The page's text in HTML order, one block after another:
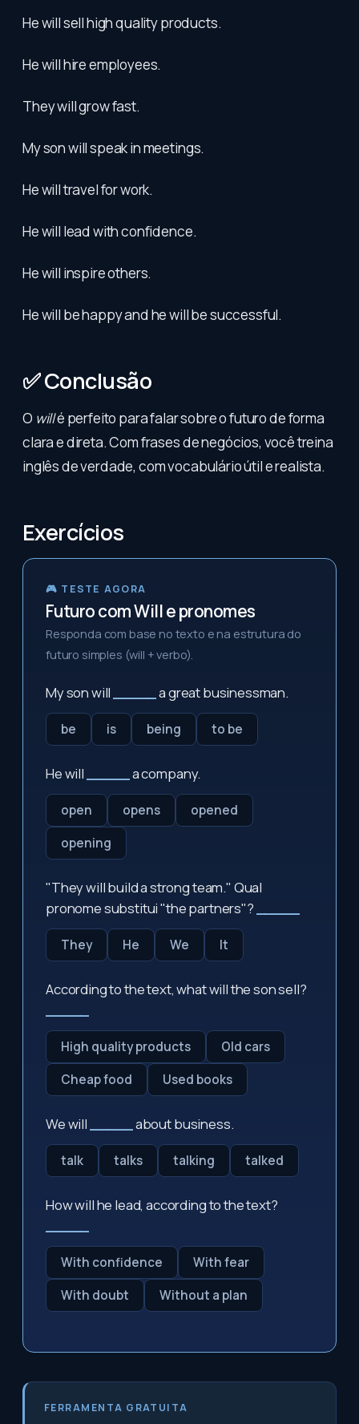
He will sell high quality products.
He will hire employees.
They will grow fast.
My son will speak in meetings.
He will travel for work.
He will lead with confidence.
He will inspire others.
He will be happy and he will be successful.
✅ Conclusão
O willé perfeito para falar sobre o futuro de forma
clara e direta. Com frases de negócios, você treina
inglês de verdade, com vocabulário útil e realista.
Exercícios
🎮 TESTE AGORA
Futuro com Will e pronomes
Responda com base no texto e na estrutura do
futuro simples (will + verbo).
My son will a great businessman.
be is being to be
He will a company.
open opens
opened
opening
"They will build a strong team." Qual
pronome substitui "the partners"?
They He We It
According to the text, what will the son sell?
High quality products
Old cars
Cheap food
Used books
We will about business.
talk talks talking talked
How will he lead, according to the text?
With confidence
With fear
With doubt
Without a plan
FERRAMENTA GRATUITA